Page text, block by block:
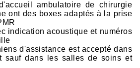
ambulatoire de chirurgie
ont des boxes adaptés à la prise
indication acoustique et numéros
d'assistance est accepté dans
sauf dans les salles de soins et